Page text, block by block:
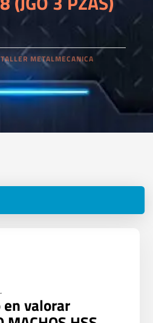
TALLER METALMECANICA
valorar